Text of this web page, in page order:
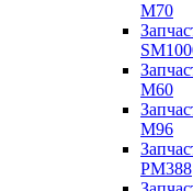
M70
M60
M96
PM388